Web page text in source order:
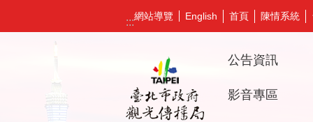
:::
網站導覽 English 首頁 陳情系統
公告資訊
影音專區